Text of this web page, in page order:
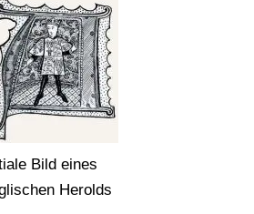
Bild eines
Herolds